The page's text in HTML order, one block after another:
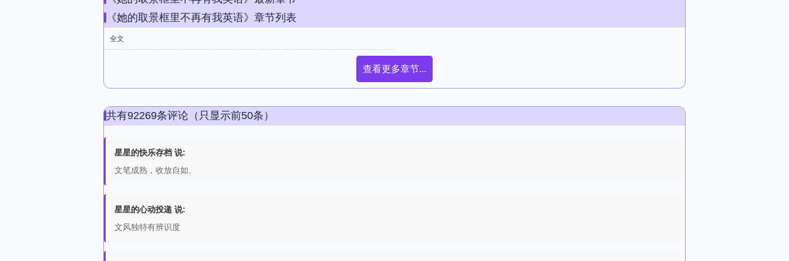
《她的取景框里不再有我英语》章节列表
全文
查看更多章节...
共有92269条评论（只显示前50条）
星星的快乐存档 说:
文笔成熟，收放自如。
星星的心动投递 说:
文风独特有辨识度